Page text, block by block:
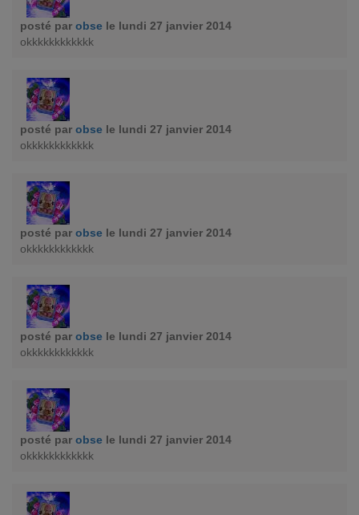
posté par obse le lundi 27 janvier 2014
okkkkkkkkkkkk
posté par obse le lundi 27 janvier 2014
okkkkkkkkkkkk
posté par obse le lundi 27 janvier 2014
okkkkkkkkkkkk
posté par obse le lundi 27 janvier 2014
okkkkkkkkkkkk
posté par obse le lundi 27 janvier 2014
okkkkkkkkkkkk